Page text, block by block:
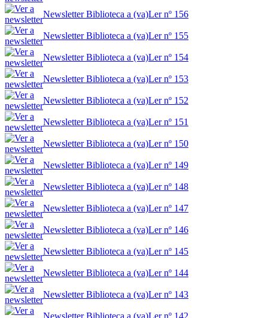
Newsletter Biblioteca a (va)Ler nº 156
Newsletter Biblioteca a (va)Ler nº 155
Newsletter Biblioteca a (va)Ler nº 154
Newsletter Biblioteca a (va)Ler nº 153
Newsletter Biblioteca a (va)Ler nº 152
Newsletter Biblioteca a (va)Ler nº 151
Newsletter Biblioteca a (va)Ler nº 150
Newsletter Biblioteca a (va)Ler nº 149
Newsletter Biblioteca a (va)Ler nº 148
Newsletter Biblioteca a (va)Ler nº 147
Newsletter Biblioteca a (va)Ler nº 146
Newsletter Biblioteca a (va)Ler nº 145
Newsletter Biblioteca a (va)Ler nº 144
Newsletter Biblioteca a (va)Ler nº 143